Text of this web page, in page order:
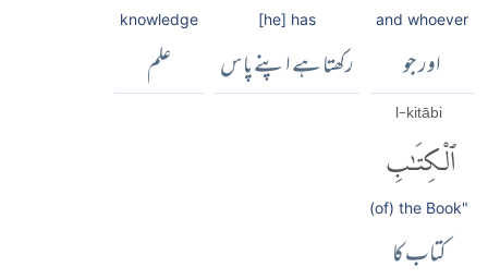
and whoever
اور جو
[he] has
رکھتا ہے اپنے پاس
knowledge
علم
l-kitābi
ٱلْكِتَٰبِ
(of) the Book"
کتاب کا